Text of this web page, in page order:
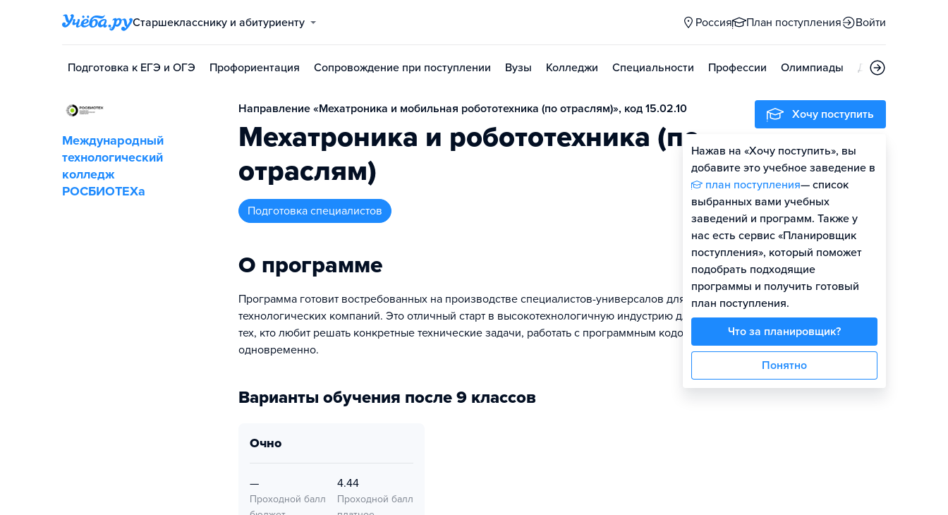
Старшекласснику и абитуриенту Россия План поступления Войти
Подготовка к ЕГЭ и ОГЭ Профориентация Сопровождение при поступлении Вузы Колледжи Специальности Профессии Олимпиады Дни открытых
Международный
технологический
колледж
РОСБИОТЕХа
Направление «Мехатроника и мобильная робототехника (по отраслям)», код 15.02.10
Мехатроника и робототехника (по
отраслям)
подготовка специалистов
О программе
Программа готовит востребованных на производстве специалистов-универсалов для
технологических компаний. Это отличный старт в высокотехнологичную индустрию для
тех, кто любит решать конкретные технические задачи, работать с программным кодом
одновременно.
Варианты обучения после 9 классов
очно
—
Проходной балл
4.44
Проходной балл
Хочу поступить
Нажав на «Хочу поступить», вы
добавите это учебное заведение в
план поступления— список
выбранных вами учебных
заведений и программ. Также у
нас есть сервис «Планировщик
поступления», который поможет
подобрать подходящие
программы и получить готовый
план поступления.
Что за планировщик?
Понятно